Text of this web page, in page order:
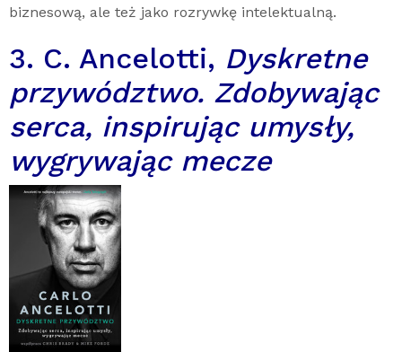
biznesową, ale też jako rozrywkę intelektualną.
3. C. Ancelotti, Dyskretne
przywództwo. Zdobywając
serca, inspirując umysły,
wygrywając mecze